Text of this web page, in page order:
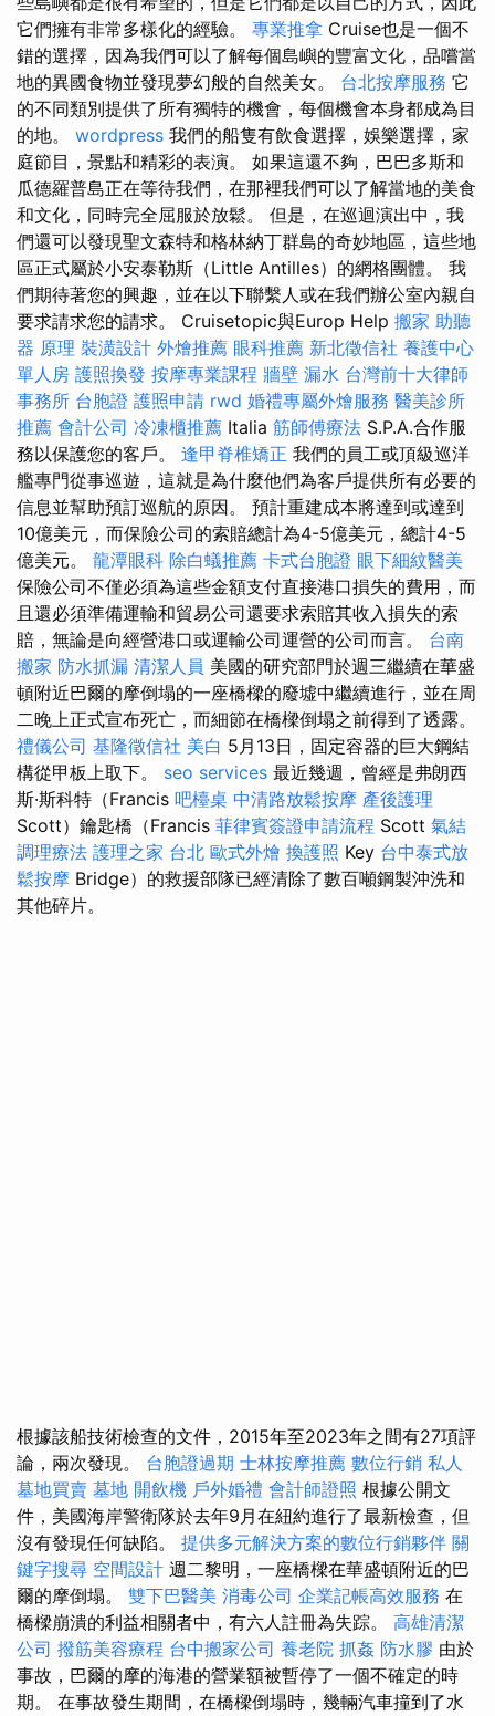
它們擁有非常多樣化的經驗。 專業推拿 Cruise也是一個不
錯的選擇，因為我們可以了解每個島嶼的豐富文化，品嚐當
地的異國食物並發現夢幻般的自然美女。 台北按摩服務 它
的不同類別提供了所有獨特的機會，每個機會本身都成為目
的地。 wordpress 我們的船隻有飲食選擇，娛樂選擇，家
庭節目，景點和精彩的表演。 如果這還不夠，巴巴多斯和
瓜德羅普島正在等待我們，在那裡我們可以了解當地的美食
和文化，同時完全屈服於放鬆。 但是，在巡迴演出中，我
們還可以發現聖文森特和格林納丁群島的奇妙地區，這些地
區正式屬於小安泰勒斯（Little Antilles）的網格團體。 我
們期待著您的興趣，並在以下聯繫人或在我們辦公室內親自
要求請求您的請求。 Cruisetopic與Europ Help 搬家 助聽
器 原理 裝潢設計 外燴推薦 眼科推薦 新北徵信社 養護中心
單人房 護照換發 按摩專業課程 牆壁 漏水 台灣前十大律師
事務所 台胞證 護照申請 rwd 婚禮專屬外燴服務 醫美診所
推薦 會計公司 冷凍櫃推薦 Italia 筋師傅療法 S.P.A.合作服
務以保護您的客戶。 逢甲脊椎矯正 我們的員工或頂級巡洋
艦專門從事巡遊，這就是為什麼他們為客戶提供所有必要的
信息並幫助預訂巡航的原因。 預計重建成本將達到或達到
10億美元，而保險公司的索賠總計為4-5億美元，總計4-5
億美元。 龍潭眼科 除白蟻推薦 卡式台胞證 眼下細紋醫美
保險公司不僅必須為這些金額支付直接港口損失的費用，而
且還必須準備運輸和貿易公司還要求索賠其收入損失的索
賠，無論是向經營港口或運輸公司運營的公司而言。 台南
搬家 防水抓漏 清潔人員 美國的研究部門於週三繼續在華盛
頓附近巴爾的摩倒塌的一座橋樑的廢墟中繼續進行，並在周
二晚上正式宣布死亡，而細節在橋樑倒塌之前得到了透露。
禮儀公司 基隆徵信社 美白 5月13日，固定容器的巨大鋼結
構從甲板上取下。 seo services 最近幾週，曾經是弗朗西
斯·斯科特（Francis 吧檯桌 中清路放鬆按摩 產後護理
Scott）鑰匙橋（Francis 菲律賓簽證申請流程 Scott 氣結
調理療法 護理之家 台北 歐式外燴 換護照 Key 台中泰式放
鬆按摩 Bridge）的救援部隊已經清除了數百噸鋼製沖洗和
其他碎片。
根據該船技術檢查的文件，2015年至2023年之間有27項評
論，兩次發現。 台胞證過期 士林按摩推薦 數位行銷 私人
墓地買賣 墓地 開飲機 戶外婚禮 會計師證照 根據公開文
件，美國海岸警衛隊於去年9月在紐約進行了最新檢查，但
沒有發現任何缺陷。 提供多元解決方案的數位行銷夥伴 關
鍵字搜尋 空間設計 週二黎明，一座橋樑在華盛頓附近的巴
爾的摩倒塌。 雙下巴醫美 消毒公司 企業記帳高效服務 在
橋樑崩潰的利益相關者中，有六人註冊為失踪。 高雄清潔
公司 撥筋美容療程 台中搬家公司 養老院 抓姦 防水膠 由於
事故，巴爾的摩的海港的營業額被暫停了一個不確定的時
期。 在事故發生期間，在橋樑倒塌時，幾輛汽車撞到了水